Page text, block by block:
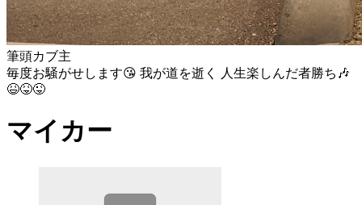
筆頭カブ主
毎度お騒がせします😘 我が道を逝く 人生楽しんだ者勝ち🎶
😆😝😜
マイカー